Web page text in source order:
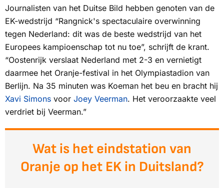
Journalisten van het Duitse Bild hebben genoten van de
EK-wedstrijd “Rangnick's spectaculaire overwinning
tegen Nederland: dit was de beste wedstrijd van het
Europees kampioenschap tot nu toe”, schrijft de krant.
“Oostenrijk verslaat Nederland met 2-3 en vernietigt
daarmee het Oranje-festival in het Olympiastadion van
Berlijn. Na 35 minuten was Koeman het beu en bracht hij
Xavi Simons voor Joey Veerman. Het veroorzaakte veel
verdriet bij Veerman.”
Wat is het eindstation van
Oranje op het EK in Duitsland?